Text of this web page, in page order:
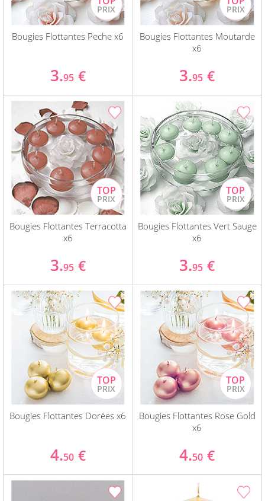
Bougies Flottantes Peche x6
3.95 €
Bougies Flottantes Moutarde
x6
3.95 €
Bougies Flottantes Terracotta
x6
3.95 €
Bougies Flottantes Vert Sauge
x6
3.95 €
Bougies Flottantes Dorées x6
4.50 €
Bougies Flottantes Rose Gold
x6
4.50 €